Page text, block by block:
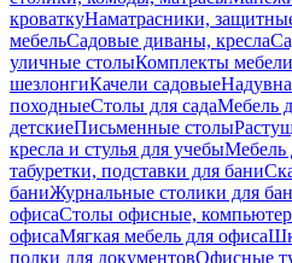
кроваткуНаматрасники,
мебельСадовые диваны, кресла
уличные столыКомплекты мебели
шезлонгиКачели садовые
походныеСтолы для садаМебель
детскиеПисьменные столы
кресла и стулья для учебыМебель
табуретки, подставки для бани
баниЖурнальные столики для
офисаСтолы офисные,
офисаМягкая мебель для офиса
полки для документовОфисные